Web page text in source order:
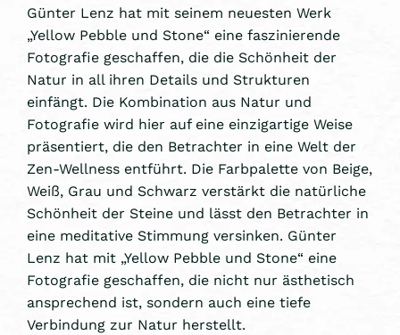
Günter Lenz hat mit seinem neuesten Werk
„Yellow Pebble und Stone“ eine faszinierende
Fotografie geschaffen, die die Schönheit der
Natur in all ihren Details und Strukturen
einfängt. Die Kombination aus Natur und
Fotografie wird hier auf eine einzigartige Weise
präsentiert, die den Betrachter in eine Welt der
Zen-Wellness entführt. Die Farbpalette von Beige,
Weiß, Grau und Schwarz verstärkt die natürliche
Schönheit der Steine und lässt den Betrachter in
eine meditative Stimmung versinken. Günter
Lenz hat mit „Yellow Pebble und Stone“ eine
Fotografie geschaffen, die nicht nur ästhetisch
ansprechend ist, sondern auch eine tiefe
Verbindung zur Natur herstellt.